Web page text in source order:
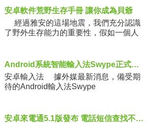
安卓軟件荒野生存手冊 讓你成為貝爺
經過雅安的這場地震，我們充分認識
了野外生存能力的重要性，假如一個人
Android系統智能輸入法Swype正式版發布
安卓輸入法 據外媒最新消息，備受期
待的Android輸入法Swype
安卓來電通5.1版發布 電話短信查找不再煩